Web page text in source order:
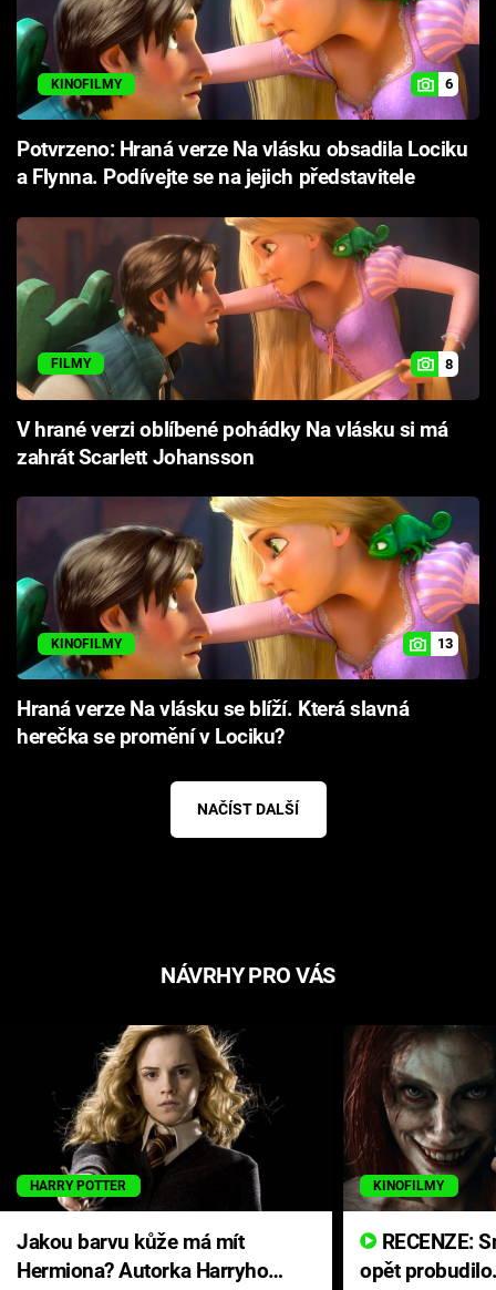
Přihlášení
Sledujte nás
KINOFILMY 6
Potvrzeno: Hraná verze Na vlásku obsadila Lociku
a Flynna. Podívejte se na jejich představitele
FILMY 8
V hrané verzi oblíbené pohádky Na vlásku si má
zahrát Scarlett Johansson
KINOFILMY 13
Hraná verze Na vlásku se blíží. Která slavná
herečka se promění v Lociku?
NAČÍST DALŠÍ
NÁVRHY PRO VÁS
HARRY POTTER
Jakou barvu kůže má mít
Hermiona? Autorka Harryho
KINOFILMY
opět